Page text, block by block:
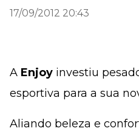
17/09/2012 20:43
A Enjoy investiu
esportiva para a sua
Aliando beleza e